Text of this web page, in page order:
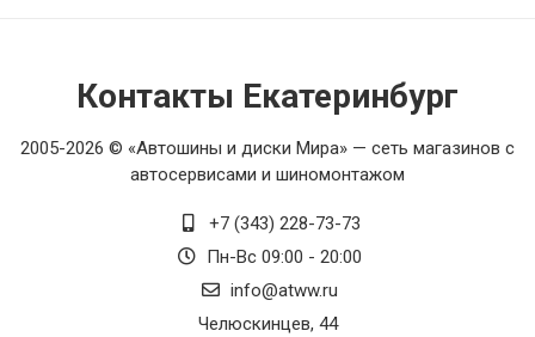
Контакты Екатеринбург
2005-2026 © «Автошины и диски Мира» — сеть магазинов с
автосервисами и шиномонтажом
+7 (343) 228-73-73
Пн-Вс 09:00 - 20:00
info@atww.ru
Челюскинцев, 44